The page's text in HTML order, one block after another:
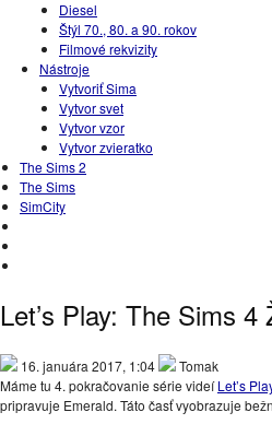
Diesel
Štýl 70., 80. a 90. rokov
Filmové rekvizity
Nástroje
Vytvoriť Sima
Vytvor svet
Vytvor vzor
Vytvor zvieratko
The Sims 2
The Sims
SimCity
Let’s Play: The Sims
16. januára 2017, 1:04
Tomak
Máme tu 4. pokračovanie série videíLet’s
pripravuje Emerald. Táto časť vyobrazuje